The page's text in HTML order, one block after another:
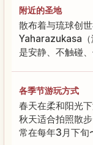
附近的圣地
散布着与琉球创
Yaharazukasa（
是安静、不触碰、
各季节游玩方式
春天在柔和阳光
秋天适合拍照散
常在每年3月下旬